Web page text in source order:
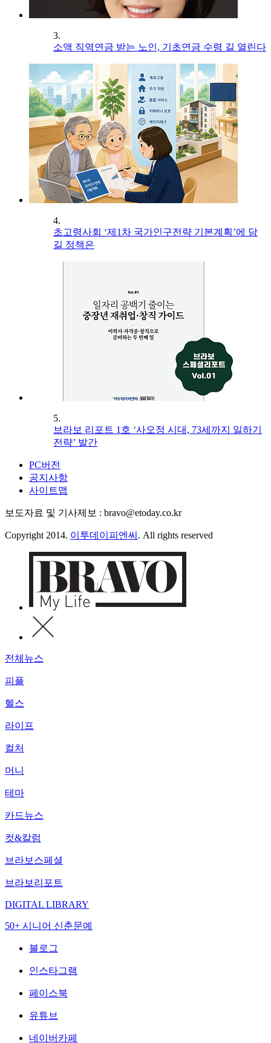
3.
소액 직역연금 받는 노인, 기초연금 수령 길 열린다
4.
초고령사회 ‘제1차 국가인구전략 기본계획’에 담
길 정책은
5.
브라보 리포트 1호 ‘사오정 시대, 73세까지 일하기
전략’ 발간
PC버전
공지사항
사이트맵
보도자료 및 기사제보 : bravo@etoday.co.kr
Copyright 2014. 이투데이피엔씨 . All rights reserved
전체뉴스
피플
헬스
라이프
컬처
머니
테마
카드뉴스
컷&칼럼
브라보스페셜
브라보리포트
DIGITAL LIBRARY
50+ 시니어 신춘문예
블로그
인스타그램
페이스북
유튜브
네이버카페